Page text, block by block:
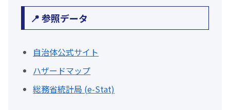
📍 参照データ
自治体公式サイト
ハザードマップ
総務省統計局 (e-Stat)